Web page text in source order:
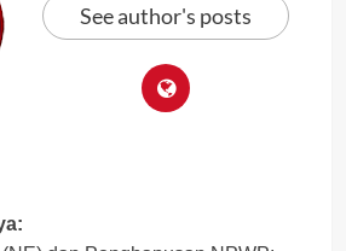
See author's posts